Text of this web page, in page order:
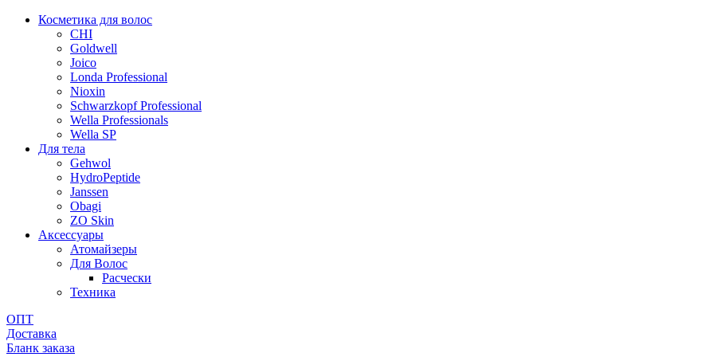
Косметика для волос
CHI
Goldwell
Joico
Londa Professional
Nioxin
Schwarzkopf Professional
Wella Professionals
Wella SP
Для тела
Gehwol
HydroPeptide
Janssen
Obagi
ZO Skin
Aксессуары
Атомайзеры
Для Волос
Расчески
Техника
ОПТ
Доставка
Бланк заказа